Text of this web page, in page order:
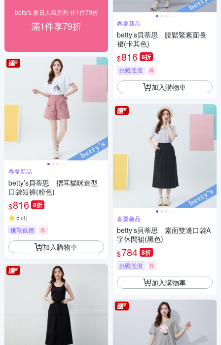
betty's 夏日人氣系列 任1件79折
滿1件享79折
春夏新品
betty’s貝蒂思 摺耳貓咪造型
口袋短褲(粉色)
$816 8折
5 (1)
挑戰低價 券
加入購物車
春夏新品
betty’s貝蒂思 腰鬆緊素面長
裙(卡其色)
$816 8折
挑戰低價 券
加入購物車
春夏新品
betty’s貝蒂思 素面雙邊口袋A
字休閒裙(黑色)
$784 8折
挑戰低價 券
加入購物車